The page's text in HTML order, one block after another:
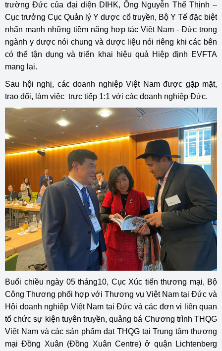
trường Đức của đại diện DIHK, Ông Nguyễn Thế Thịnh –
Cục trưởng Cục Quản lý Y dược cổ truyền, Bộ Y Tế đặc biệt
nhấn mạnh những tiềm năng hợp tác Việt Nam - Đức trong
ngành y dược nói chung và dược liệu nói riêng khi các bên
có thể tận dụng và triển khai hiệu quả Hiệp định EVFTA
mang lại.
Sau hội nghị, các doanh nghiệp Việt Nam được gặp mặt,
trao đổi, làm việc trực tiếp 1:1 với các doanh nghiệp Đức.
Buổi chiều ngày 05 tháng10, Cục Xúc tiến thương mại, Bộ
Công Thương phối hợp với Thương vụ Việt Nam tại Đức và
Hội doanh nghiệp Việt Nam tại Đức và các đơn vị liên quan
tổ chức sự kiện tuyên truyền, quảng bá Chương trình THQG
Việt Nam và các sản phẩm đạt THQG tại Trung tâm thương
mại Đồng Xuân (Đồng Xuân Centre) ở quận Lichtenberg